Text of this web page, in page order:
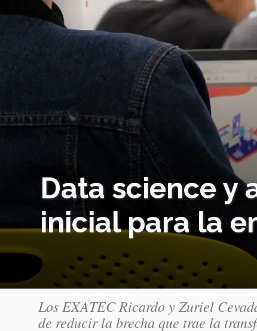
Data science y
inicial para la
Los EXATEC Ricardo y Zuriel
de reducir la brecha que trae la